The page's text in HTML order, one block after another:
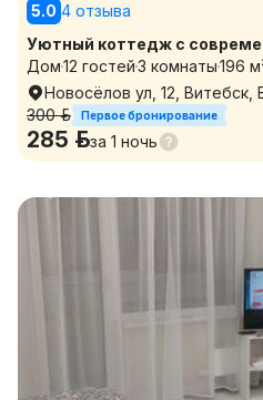
5.0 4 отзыва
Уютный коттедж с современной
от центра города для
города
Дом12 гостей3 комнаты196
Новосёлов ул, 12, Витебск,
300 р.
Первое бронирование
285 р.за 1 ночь